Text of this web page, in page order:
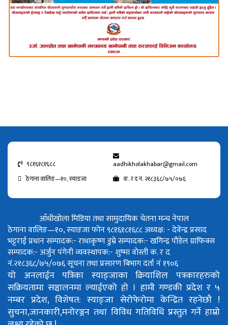
९८१६१८१६८८
aadhikholakhabar@gmail.com
ठेगाना वालिङ—१०, स्याङजा
क. र द नं. २१८३६८/७५/०७६
आँधीखोला मिडिया तथा सामुदायिक चेतना मन्च नेपाल
ठेगाना वालिङ—१०, स्याङजा फोन ९८१६१८१६८८अध्यक्ष: - देवेन्द्र प्रसाद
भट्टराईप्रधान सम्पादक:- राधाकृष्ण डुम्रेसम्पादक:- खगिन्द्र पौडेलग्राफिक्स
सम्पादक:- अर्जुन पंगेनीव्यवस्थापक:- शुष्मा वोस्तीक. र द
नं.२१८३६८/७५/०७६सूचना तथा प्रसारण बिभाग दर्ता नं १९०६
यो अनलाईन पत्रिका स्याङ्जाका क्रियाशिल पत्रकारहरुको
सक्रियतामा सञ्चालनमा ल्याईएको हो । हामी गण्डकी प्रदेश र ५
नम्बर प्रदेश, विशेषत: स्याङ्जा सेरोफेरोमा केन्द्रित रहनेछौ !
सुचना,जानकारी,मनोरञ्जन तथा विविध गतिविधि प्रस्तुत गर्ने हाम्रो